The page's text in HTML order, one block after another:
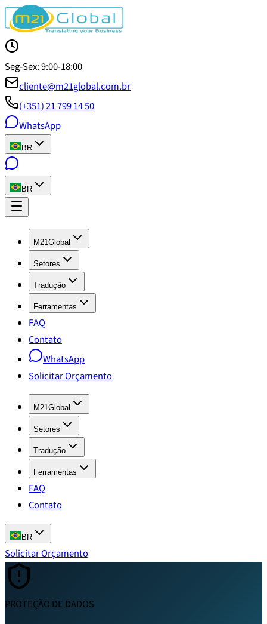
Seg-Sex: 9:00-18:00
cliente@m21global.com.br
(+351) 21 799 14 50
WhatsApp
BR
BR
M21Global
Setores
Tradução
Ferramentas
FAQ
Contato
WhatsApp
Solicitar Orçamento
M21Global
Setores
Tradução
Ferramentas
FAQ
Contato
BR
Solicitar Orçamento
PROTEÇÃO DE DADOS